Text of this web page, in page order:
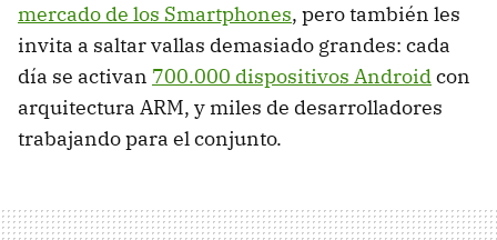
mercado de los Smartphones, pero también les
invita a saltar vallas demasiado grandes: cada
día se activan 700.000 dispositivos Androidcon
arquitectura ARM, y miles de desarrolladores
trabajando para el conjunto.